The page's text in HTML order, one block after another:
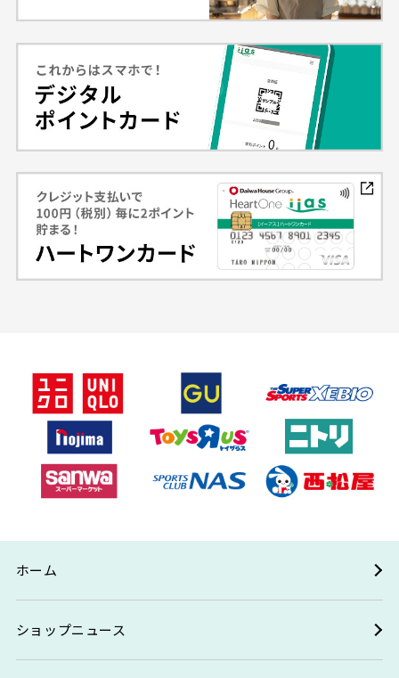
ホーム
ショップニュース